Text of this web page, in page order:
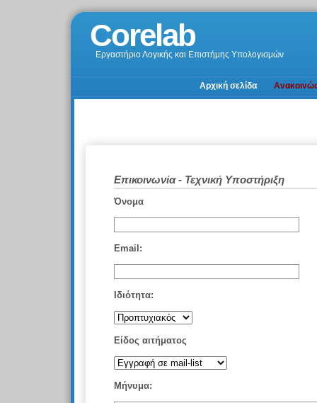
Corelab
Εργαστήριο Λογικής και Επιστήμης Υπολογισμών
Αρχική σελίδα
Επικοινωνία - Τεχνική Υποστήριξη
Όνομα
Εmail:
Ιδιότητα:
Είδος αιτήματος
Μήνυμα: